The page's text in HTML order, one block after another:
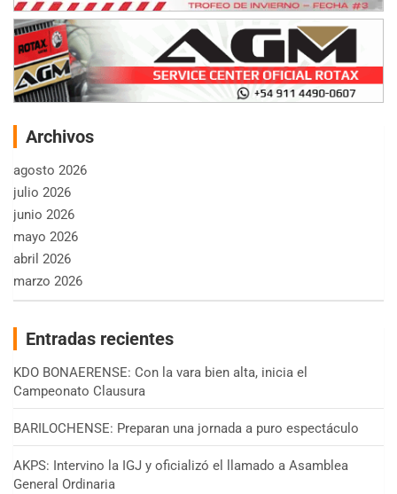
Archivos
agosto 2026
julio 2026
junio 2026
mayo 2026
abril 2026
marzo 2026
Entradas recientes
KDO BONAERENSE: Con la vara bien alta, inicia el
Campeonato Clausura
BARILOCHENSE: Preparan una jornada a puro espectáculo
AKPS: Intervino la IGJ y oficializó el llamado a Asamblea
General Ordinaria